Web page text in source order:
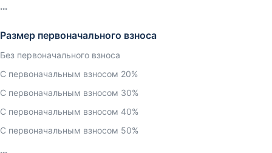
Размер первоначального взноса
Без первоначального взноса
С первоначальным взносом 20%
С первоначальным взносом 30%
С первоначальным взносом 40%
С первоначальным взносом 50%